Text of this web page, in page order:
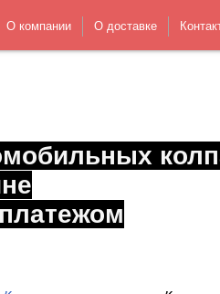
О компании О доставке